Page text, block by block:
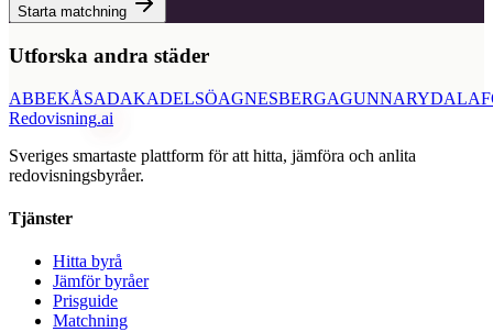
Starta matchning
Utforska andra städer
ABBEKÅSADAKADELSÖAGNESBERGAGUNNARYD
Redovisning.ai
Sveriges smartaste plattform för att hitta, jämföra och anlita
redovisningsbyråer.
Tjänster
Hitta byrå
Jämför byråer
Prisguide
Matchning